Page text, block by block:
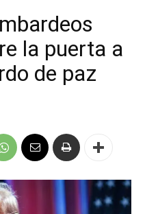
la puerta a
de paz